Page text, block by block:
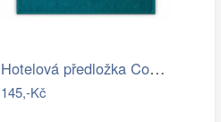
Hotelová předložka Comfort azurová 750g…
145,-Kč